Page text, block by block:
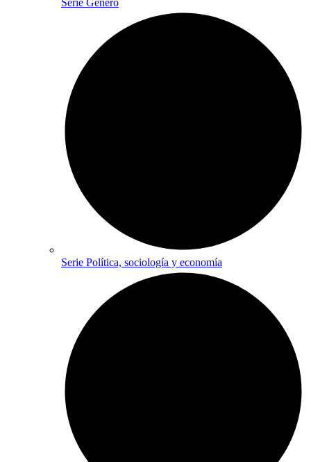
Serie Política, sociología y economía